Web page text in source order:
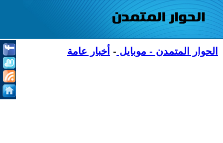
الحوار المتمدن - موبايل - أخبار عامة